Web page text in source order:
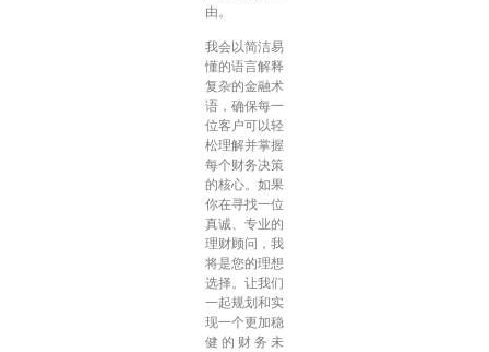
由。
我会以简洁易
懂的语言解释
复杂的金融术
语，确保每一
位客户可以轻
松理解并掌握
每个财务决策
的核心。如果
你在寻找一位
真诚、专业的
理财顾问，我
将是您的理想
选择。让我们
一起规划和实
现一个更加稳
健的财务未